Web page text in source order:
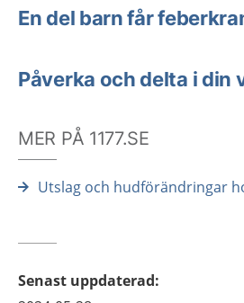
En del barn får
Påverka och delta i din
MER PÅ 1177.SE
Utslag och hudförändringar
Senast uppdaterad: